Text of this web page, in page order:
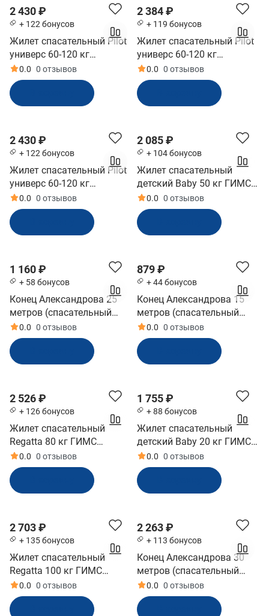
2 430 ₽
+ 122 бонусов
Жилет спасательный Pilot
универс 60-120 кг
двухстор синий ГИМС
(PILOTBL)
0.0 0 отзывов
2 384 ₽
+ 119 бонусов
Жилет спасательный Pilot
универс 60-120 кг
оранжевый ГИМС
(PILOTOR)
0.0 0 отзывов
2 430 ₽
+ 122 бонусов
Жилет спасательный Pilot
универс 60-120 кг
двухстор зеленый ГИМС
(PILOTGR)
0.0 0 отзывов
2 085 ₽
+ 104 бонусов
Жилет спасательный
детский Baby 50 кг ГИМС
(BABY50)
0.0 0 отзывов
1 160 ₽
+ 58 бонусов
Конец Александрова 25
метров (спасательный
линь) (КА25М)
0.0 0 отзывов
879 ₽
+ 44 бонусов
Конец Александрова 15
метров (спасательный
линь) (КА15М)
0.0 0 отзывов
2 526 ₽
+ 126 бонусов
Жилет спасательный
Regatta 80 кг ГИМС
(REG080)
0.0 0 отзывов
1 755 ₽
+ 88 бонусов
Жилет спасательный
детский Baby 20 кг ГИМС
(BABY20)
0.0 0 отзывов
2 703 ₽
+ 135 бонусов
Жилет спасательный
Regatta 100 кг ГИМС
(REG100)
0.0 0 отзывов
2 263 ₽
+ 113 бонусов
Конец Александрова 30
метров (спасательный
линь) (КА30М)
0.0 0 отзывов